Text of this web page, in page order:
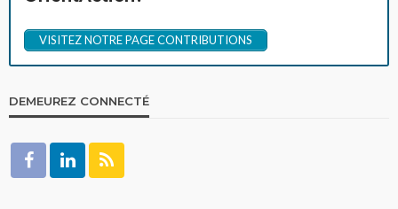
VISITEZ NOTRE PAGE CONTRIBUTIONS
DEMEUREZ CONNECTÉ